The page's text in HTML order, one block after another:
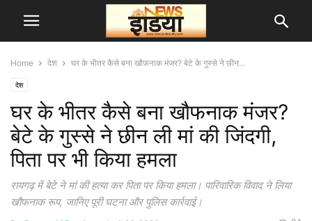
Home देश घर के भीतर कैसे बना खौफनाक मंजर? बेटे के गुस्से ने छीन...
देश
घर के भीतर कैसे बना खौफनाक मंजर?
बेटे के गुस्से ने छीन ली मां की जिंदगी,
पिता पर भी किया हमला
रायगढ़ में बेटे ने मां की हत्या कर पिता पर किया हमला। पारिवारिक विवाद ने लिया
खौफनाक रूप, जानिए पूरी घटना और पुलिस कार्रवाई।